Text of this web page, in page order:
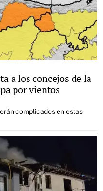
a los concejos de la
por vientos
complicados en estas